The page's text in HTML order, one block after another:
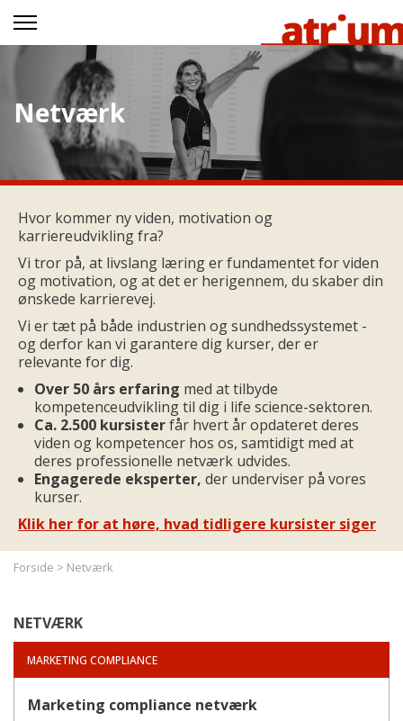
Netværk
Hvor kommer ny viden, motivation og
karriereudvikling fra?
Vi tror på, at livslang læring er fundamentet for viden
og motivation, og at det er herigennem, du skaber din
ønskede karrierevej.
Vi er tæt på både industrien og sundhedssystemet -
og derfor kan vi garantere dig kurser, der er
relevante for dig.
Over 50 års erfaring med at tilbyde
kompetenceudvikling til dig i life science-sektoren.
Ca. 2.500 kursisterfår hvert år opdateret deres
viden og kompetencer hos os, samtidigt med at
deres professionelle netværk udvides.
Engagerede eksperter, der underviser på vores
kurser.
Klik her for at høre, hvad tidligere kursister siger
Forside > Netværk
NETVÆRK
MARKETING COMPLIANCE
Marketing compliance netværk